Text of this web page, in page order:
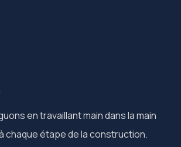
en travaillant main dans la main
chaque étape de la construction.